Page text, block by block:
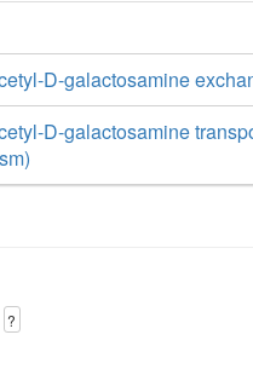
D-galactosamine
D-galactosamine
?